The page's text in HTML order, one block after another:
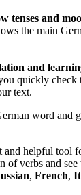
tenses and
the main
and
quickly
text.
word and
helpful tool
of verbs and see
, French,